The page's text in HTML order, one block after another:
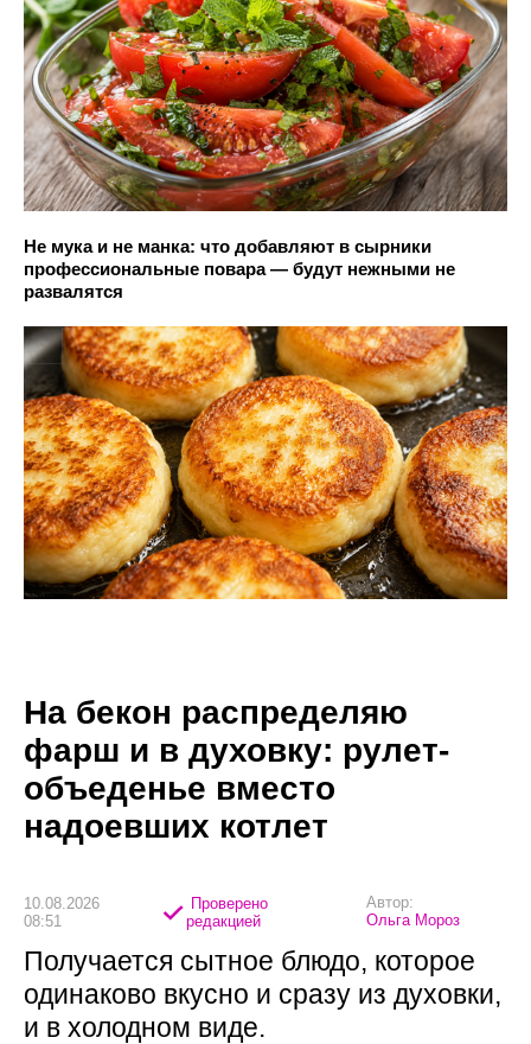
Не мука и не манка: что добавляют в сырники
профессиональные повара — будут нежными не
развалятся
На бекон распределяю
фарш и в духовку: рулет-
объеденье вместо
надоевших котлет
10.08.2026
08:51
Проверено
редакцией
Автор:
Ольга Мороз
Получается сытное блюдо, которое
одинаково вкусно и сразу из духовки,
и в холодном виде.